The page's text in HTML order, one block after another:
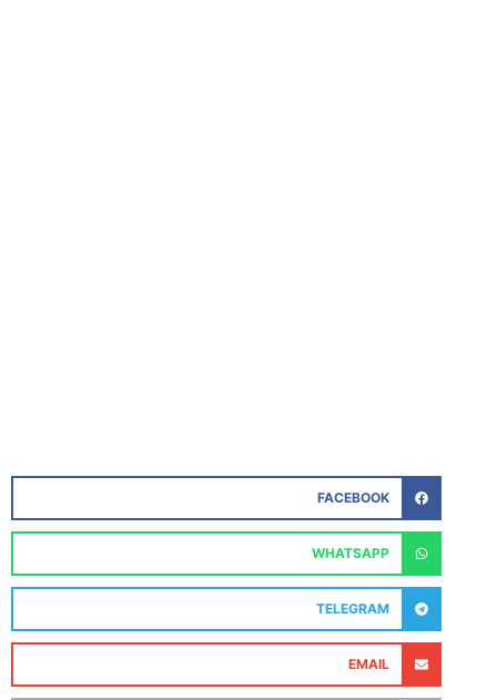
FACEBOOK
WHATSAPP
TELEGRAM